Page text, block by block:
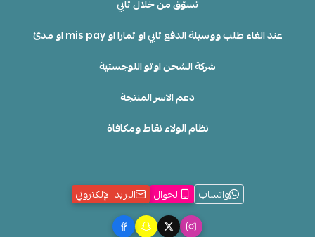
تسوّق من خلال تابي
عند الغاء طلب ووسيلة الدفع تابي او تمارا او mis pay او مدئ
شركة الشحن اوتو اللوجستية
دعم الاسر المنتجة
نظام الولاء نقاط ومكافاة
واتساب الجوال البريد الإلكتروني